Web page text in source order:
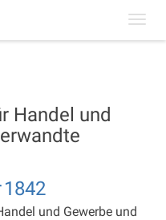
Handel und
1842
und Gewerbe und